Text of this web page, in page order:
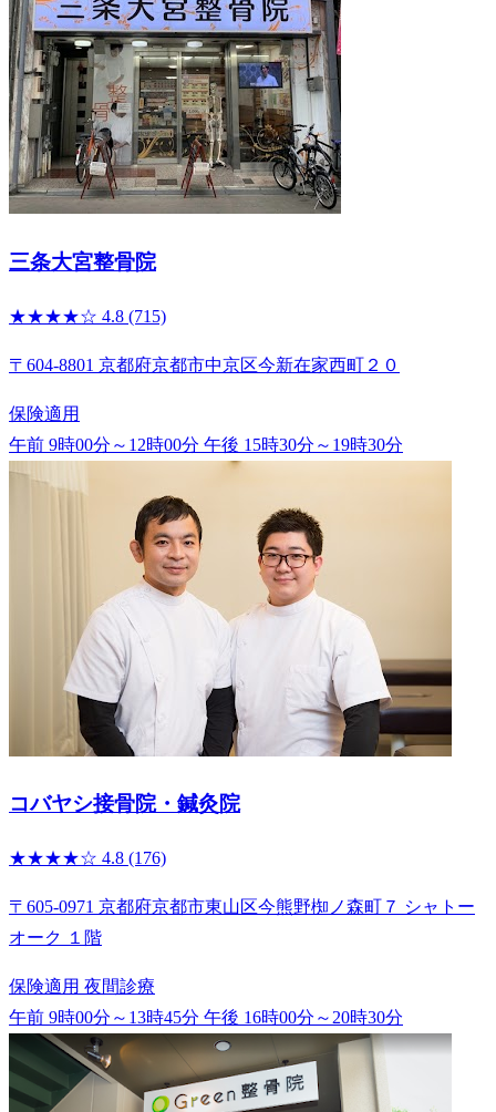
三条大宮整骨院
★★★★☆ 4.8 (715)
〒604-8801 京都府京都市中京区今新在家西町２０
保険適用
午前 9時00分～12時00分 午後 15時30分～19時30分
コバヤシ接骨院・鍼灸院
★★★★☆ 4.8 (176)
〒605-0971 京都府京都市東山区今熊野椥ノ森町７ シャトー
オーク １階
保険適用 夜間診療
午前 9時00分～13時45分 午後 16時00分～20時30分